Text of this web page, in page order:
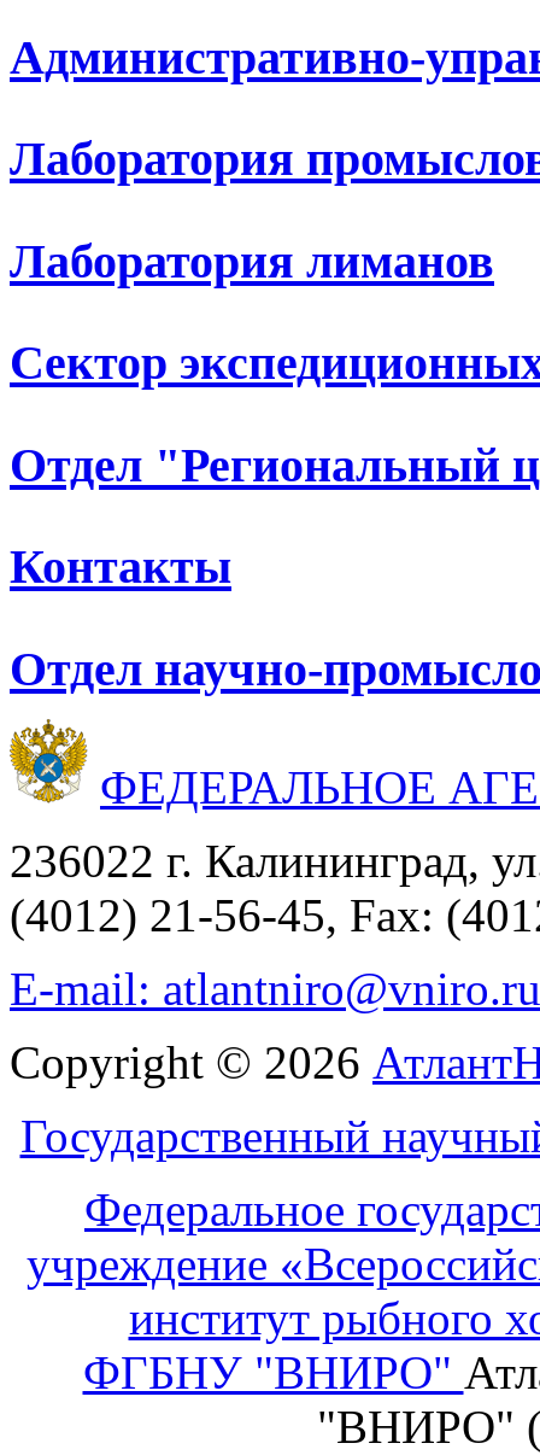
Административно-
Лаборатория
Лаборатория лиманов
Сектор
Отдел "Региональный
Контакты
Отдел научно-
ФЕДЕРАЛЬНОЕ
236022 г. Калининград,
(4012) 21-56-45, Fax:
E-mail: atlantniro@vniro.ru
Copyright © 2026
Государственный
Федеральное
учреждение
институт рыбного
ФГБНУ "ВНИРО"
"ВНИРО"